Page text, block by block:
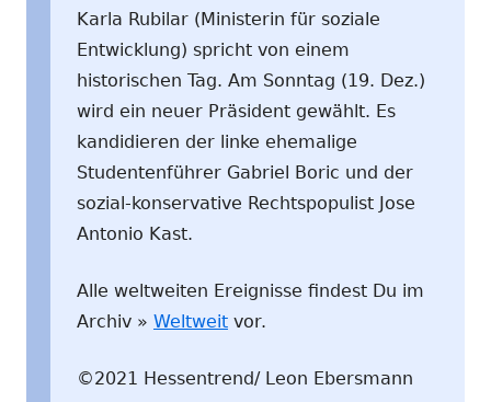
Karla Rubilar (Ministerin für soziale
Entwicklung) spricht von einem
historischen Tag. Am Sonntag (19. Dez.)
wird ein neuer Präsident gewählt. Es
kandidieren der linke ehemalige
Studentenführer Gabriel Boric und der
sozial-konservative Rechtspopulist Jose
Antonio Kast.
Alle weltweiten Ereignisse findest Du im
Archiv » Weltweit vor.
©2021 Hessentrend/ Leon Ebersmann